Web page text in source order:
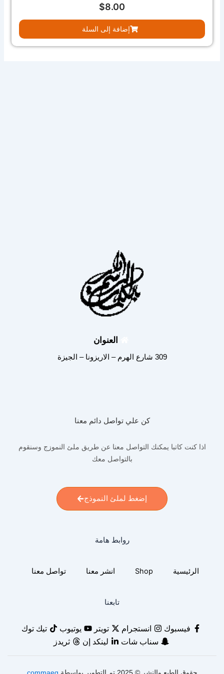
$8.00
إضافة إلى السلة
العنوان
309 شارع الهرم – الاريزونا – الجيزة
كن علي تواصل دائم معنا
اذا كنت كاتبا يمكنك التواصل معنا عن طريق ملئ النموزج وسنقوم
بالتواصل معك
إضغط لملئ النموذج
روابط هامة
الرئيسية Shop انشر معنا تواصل معنا
تابعنا
فيسبوك انستجرام تويتر يوتيوب
تيك توك
سناب شات
لينكد إن ثريدز